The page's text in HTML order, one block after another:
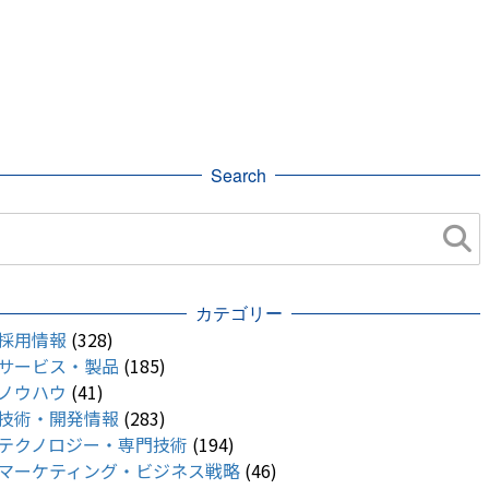
Search
カテゴリー
用情報 (328)
ービス・製品 (185)
ウハウ (41)
術・開発情報 (283)
クノロジー・専門技術 (194)
ーケティング・ビジネス戦略 (46)